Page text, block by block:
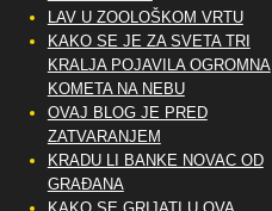
LAV U ZOOLOŠKOM VRTU
KAKO SE JE ZA SVETA TRI
KRALJA POJAVILA OGROMNA
KOMETA NA NEBU
OVAJ BLOG JE PRED
ZATVARANJEM
KRADU LI BANKE NOVAC OD
GRAĐANA